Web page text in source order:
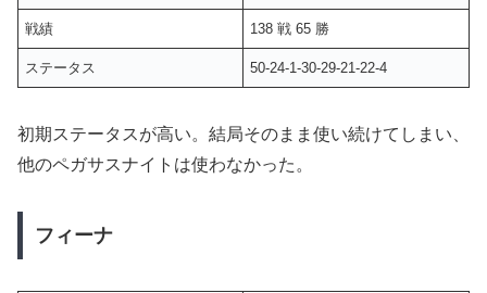
戦績 138 戦 65 勝
ステータス 50-24-1-30-29-21-22-4
初期ステータスが高い。結局そのまま使い続けてしまい、
他のペガサスナイトは使わなかった。
フィーナ